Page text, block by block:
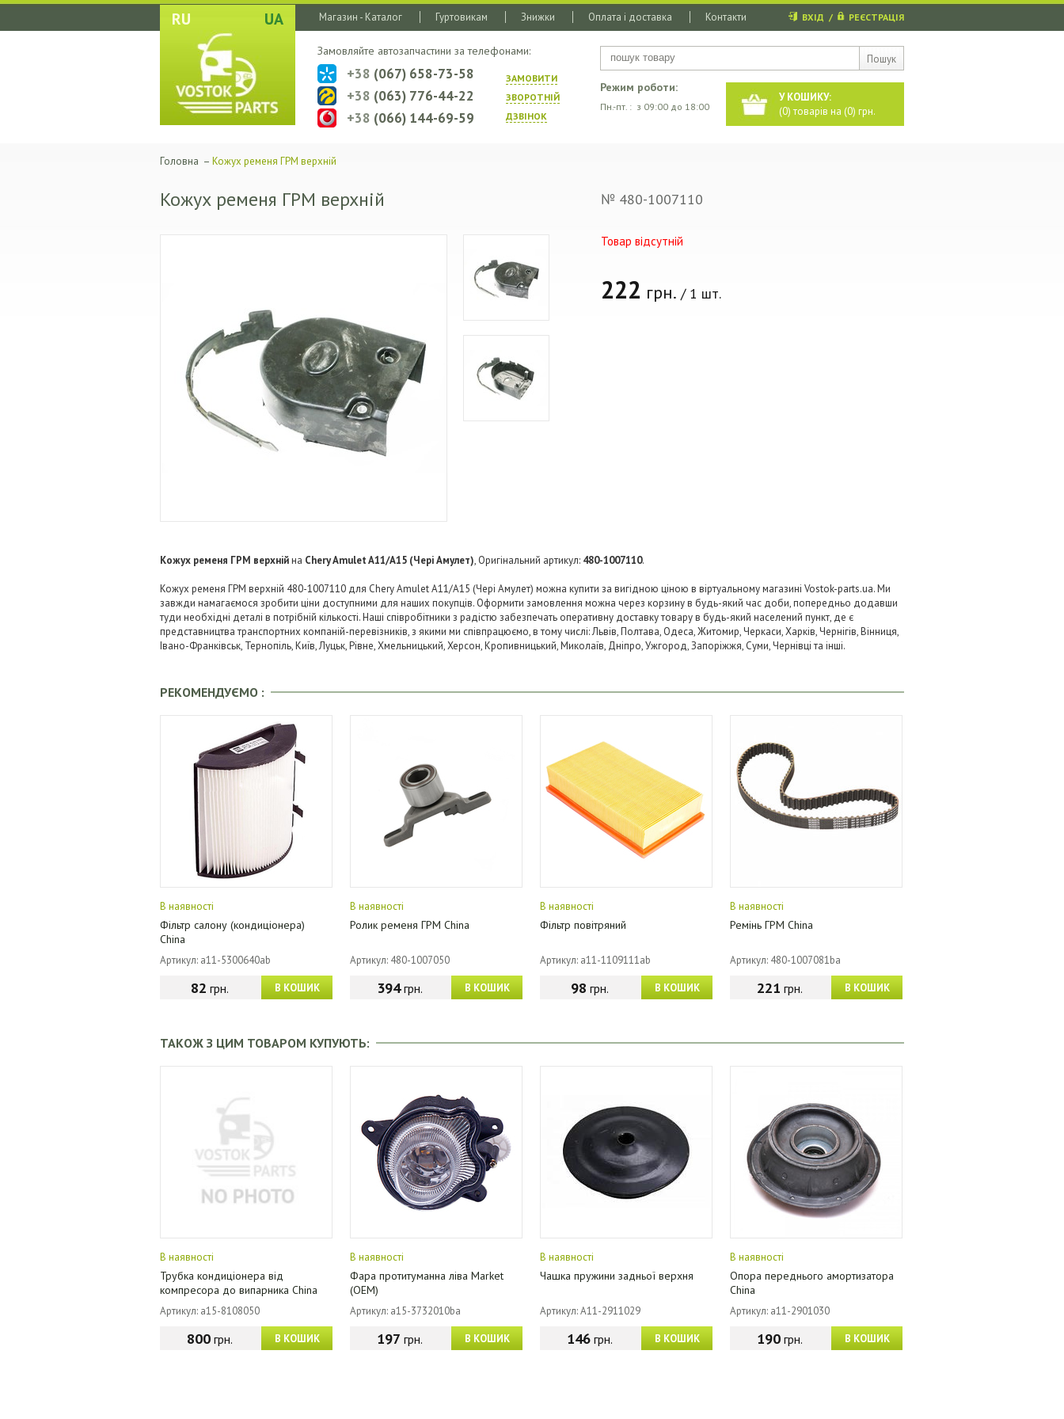
RU UA
Пошук
Магазин - Каталог Гуртовикам Знижки Оплата і доставка Контакти ВХІД / РЕЄСТРАЦІЯ
У КОШИКУ:
(0) товарів на (0) грн.
Режим роботи:
Пн.-пт. : з 09:00 до 18:00
Замовляйте автозапчастини за телефонами:
ЗАМОВИТИ
ЗВОРОТНIЙ
ДЗВIНОК
+38 (067) 658-73-58
+38 (063) 776-44-22
+38 (066) 144-69-59
Головна – Кожух ременя ГРМ верхній
Кожух ременя ГРМ верхній № 480-1007110
Товар відсутній
222 грн. / 1 шт.
Кожух ременя ГРМ верхнійна Chery Amulet A11/A15 (Чері Амулет), Оригінальний артикул: 480-1007110.
Кожух ременя ГРМ верхній 480-1007110 для Chery Amulet A11/A15 (Чері Амулет) можна купити за вигідною ціною в віртуальному магазині Vostok-parts.ua. Ми
завжди намагаємося зробити ціни доступними для наших покупців. Оформити замовлення можна через корзину в будь-який час доби, попередньо додавши
туди необхідні деталі в потрібній кількості. Наші співробітники з радістю забезпечать оперативну доставку товару в будь-який населений пункт, де є
представництва транспортних компаній-перевізників, з якими ми співпрацюємо, в тому числі: Львів, Полтава, Одеса, Житомир, Черкаси, Харків, Чернігів, Вінниця,
Івано-Франківськ, Тернопіль, Київ, Луцьк, Рівне, Хмельницький, Херсон, Кропивницький, Миколаїв, Дніпро, Ужгород, Запоріжжя, Суми, Чернівці та інші.
РЕКОМЕНДУЄМО :
В наявності
Фільтр салону (кондиціонера)
China
Артикул: a11-5300640ab
В КОШИК
82 грн.
В наявності
Ролик ременя ГРМ China
Артикул: 480-1007050
В КОШИК
394грн.
В наявності
Фільтр повітряний
Артикул: a11-1109111ab
В КОШИК
98 грн.
В наявності
Ремінь ГРМ China
Артикул: 480-1007081ba
В КОШИК
221 грн.
ТАКОЖ З ЦИМ ТОВАРОМ КУПУЮТЬ:
В наявності
Трубка кондиціонера від
компресора до випарника China
Артикул: a15-8108050
В КОШИК
800грн.
В наявності
Фара протитуманна ліва Market
(OEM)
Артикул: a15-3732010ba
В КОШИК
197 грн.
В наявності
Чашка пружини задньої верхня
Артикул: A11-2911029
В КОШИК
146грн.
В наявності
Опора переднього амортизатора
China
Артикул: a11-2901030
В КОШИК
190грн.